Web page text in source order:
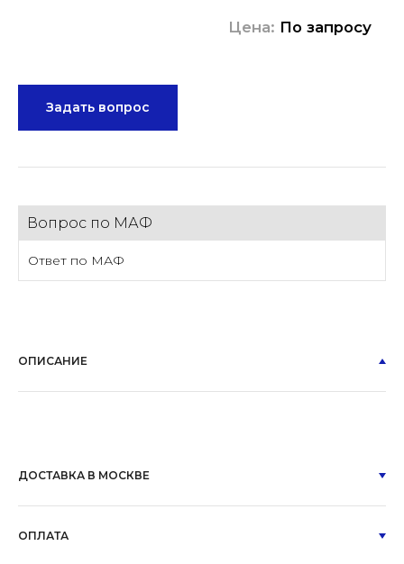
Цена: По запросу
Задать вопрос
Вопрос по МАФ
Ответ по МАФ
ОПИСАНИЕ
ДОСТАВКА В МОСКВЕ
ОПЛАТА